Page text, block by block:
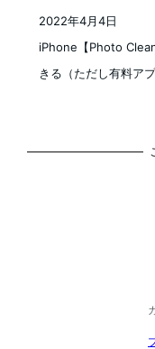
iPhone【Photo
きる（ただし有料アプ
2022年4月4日